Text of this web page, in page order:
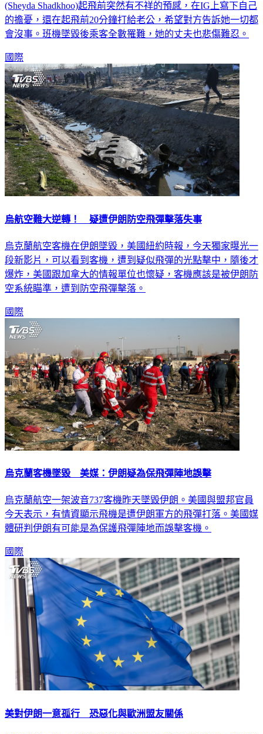
(Sheyda Shadkhoo)起飛前突然有不祥的預感，在IG上寫下自己
的擔憂，還在起飛前20分鐘打給老公，希望對方告訴她一切都
會沒事。班機墜毀後乘客全數罹難，她的丈夫也悲傷難忍。
國際
烏航空難大逆轉！ 疑遭伊朗防空飛彈擊落失事
烏克蘭航空客機在伊朗墜毀，美國紐約時報，今天獨家曝光一
段新影片，可以看到客機，遭到疑似飛彈的光點擊中，隨後才
爆炸，美國跟加拿大的情報單位也懷疑，客機應該是被伊朗防
空系統瞄準，遭到防空飛彈擊落。
國際
烏克蘭客機墜毀 美媒：伊朗疑為保飛彈陣地誤擊
烏克蘭航空一架波音737客機昨天墜毀伊朗。美國與盟邦官員
今天表示，有情資顯示飛機是遭伊朗軍方的飛彈打落。美國媒
體研判伊朗有可能是為保護飛彈陣地而誤擊客機。
國際
美對伊朗一意孤行 恐惡化與歐洲盟友關係